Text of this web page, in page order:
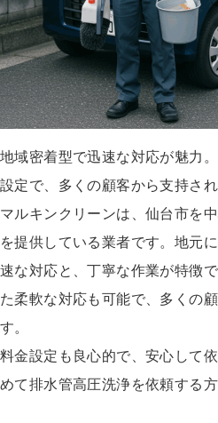
地域密着型で迅速な対応が魅力
設定で、多くの顧客から支持され
マルキンクリーンは、仙台市を
を提供している業者です。地元
速な対応と、丁寧な作業が特徴
た柔軟な対応も可能で、多くの
す。
料金設定も良心的で、安心して
めて排水管高圧洗浄を依頼する